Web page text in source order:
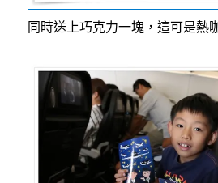
同時送上巧克力一塊，這可是熱